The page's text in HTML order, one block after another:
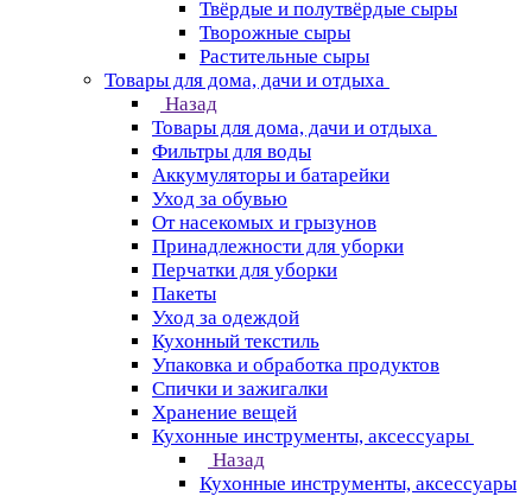
Твёрдые и полутвёрдые сыры
Творожные сыры
Растительные сыры
Товары для дома, дачи и отдыха
Назад
Товары для дома, дачи и отдыха
Фильтры для воды
Аккумуляторы и батарейки
Уход за обувью
От насекомых и грызунов
Принадлежности для уборки
Перчатки для уборки
Пакеты
Уход за одеждой
Кухонный текстиль
Упаковка и обработка продуктов
Спички и зажигалки
Хранение вещей
Кухонные инструменты, аксессуары
Назад
Кухонные инструменты, аксессуары